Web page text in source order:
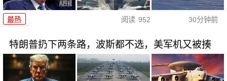
最热 阅读 952 30分钟前
特朗普扔下两条路，波斯都不选，美军机又被揍